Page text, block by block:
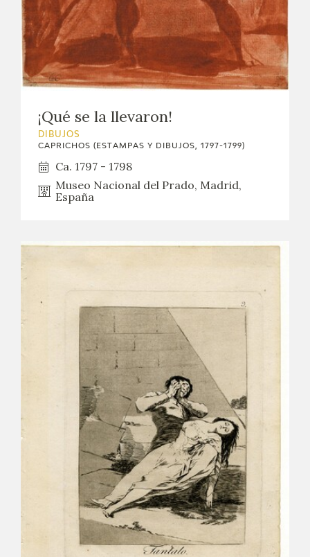
¡Qué se la llevaron!
DIBUJOS
CAPRICHOS (ESTAMPAS Y DIBUJOS, 1797-1799)
Ca. 1797 - 1798
Museo Nacional del Prado, Madrid,
España